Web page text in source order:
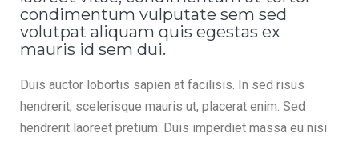
condimentum vulputate sem sed
volutpat aliquam quis egestas ex
mauris id sem dui.
Duis auctor lobortis sapien at facilisis. In sed risus
hendrerit, scelerisque mauris ut, placerat enim. Sed
hendrerit laoreet pretium. Duis imperdiet massa eu nisi